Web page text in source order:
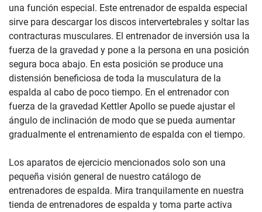
una función especial. Este entrenador de espalda especial
sirve para descargar los discos intervertebrales y soltar las
contracturas musculares. El entrenador de inversión usa la
fuerza de la gravedad y pone a la persona en una posición
segura boca abajo. En esta posición se produce una
distensión beneficiosa de toda la musculatura de la
espalda al cabo de poco tiempo. En el entrenador con
fuerza de la gravedad Kettler Apollo se puede ajustar el
ángulo de inclinación de modo que se pueda aumentar
gradualmente el entrenamiento de espalda con el tiempo.
Los aparatos de ejercicio mencionados solo son una
pequeña visión general de nuestro catálogo de
entrenadores de espalda. Mira tranquilamente en nuestra
tienda de entrenadores de espalda y toma parte activa